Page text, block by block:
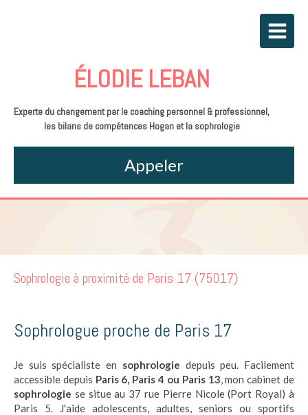
ÉLODIE LEBAN
Experte du changement par le coaching personnel & professionnel,
les bilans de compétences Hogan et la sophrologie
Appeler
Sophrologie à proximité de Paris 17 (75017)
Sophrologue proche de Paris 17
Je suis spécialiste en sophrologie depuis peu. Facilement
accessible depuis Paris 6, Paris 4 ou Paris 13, mon cabinet de
sophrologie se situe au 37 rue Pierre Nicole (Port Royal) à
Paris 5. J'aide adolescents, adultes, seniors ou sportifs